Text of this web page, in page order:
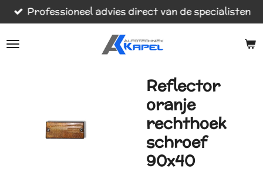
Ga
direct
naar
Professioneel advies direct van de specialisten
Reflector
oranje
rechthoek
schroef
90x40